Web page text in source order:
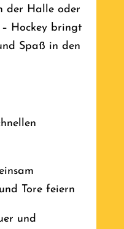
der Halle oder
Hockey bringt
Spaß in den
Tore feiern
und